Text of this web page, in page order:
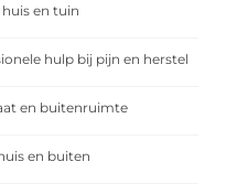
en tuin
hulp bij pijn en herstel
en buitenruimte
en buiten